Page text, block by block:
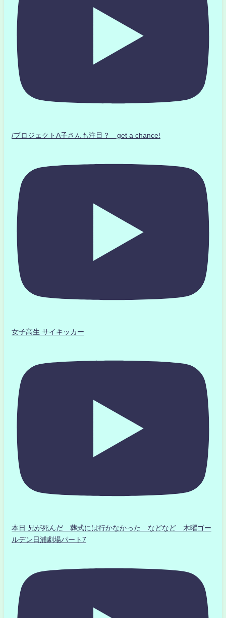
/プロジェクトA子さんも注目？ get a chance!
女子高生 サイキッカー
本日 兄が死んだ 葬式には行かなかった などなど 木曜ゴー
ルデン日浦劇場パート7